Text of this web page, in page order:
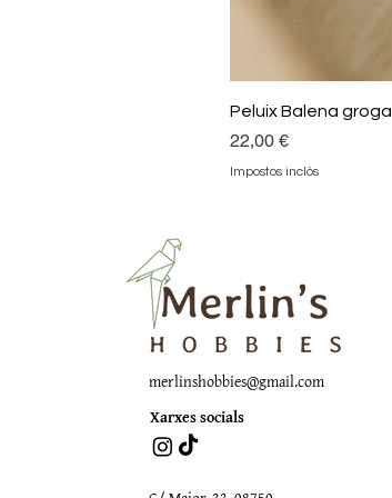
Peluix Balena groga
Preu
22,00 €
Impostos inclòs
merlinshobbies@gmail.com
Xarxes socials